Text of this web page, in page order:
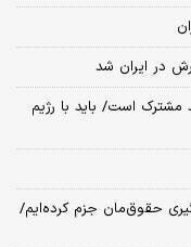
در ایران شد
مشترک است/ باید با رژیم
حقوق‌مان جزم کرده‌ایم/